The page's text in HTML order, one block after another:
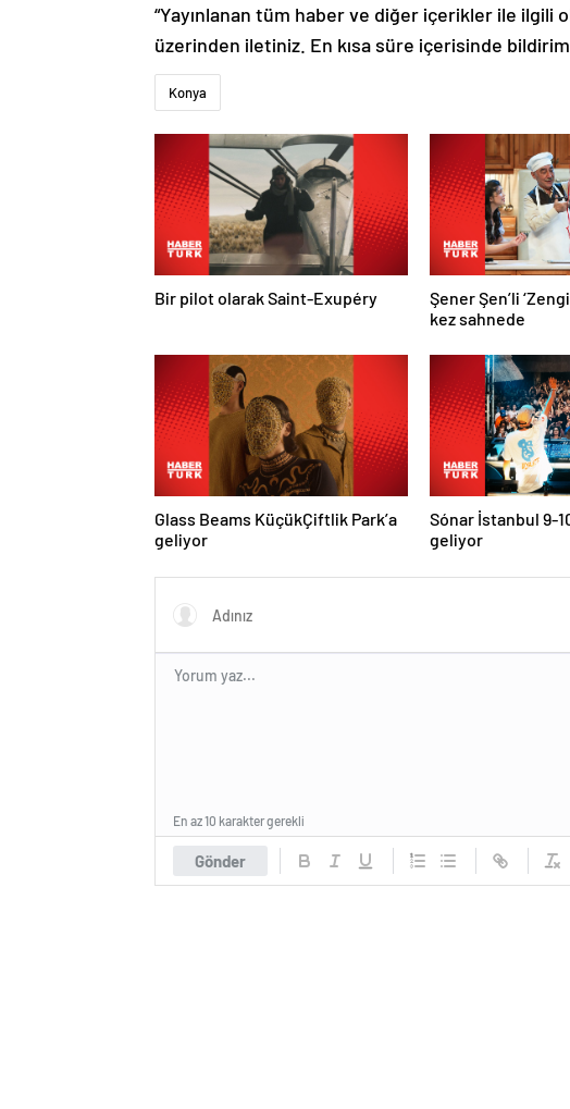
“Yayınlanan tüm haber ve diğer içerikler ile ilgili
üzerinden iletiniz. En kısa süre içerisinde
Konya
Bir pilot olarak Saint-Exupéry
Şener Şen’li
kez sahnede
Glass Beams KüçükÇiftlik Park’a
geliyor
Sónar İstanbul 9-
geliyor
Gönder
En az 10 karakter gerekli